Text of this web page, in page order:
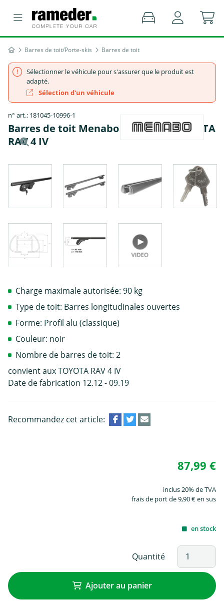
Barres de toit/Porte-skis Barres de toit
Sélectionner le véhicule pour s'assurer que le produit est
adapté.
Sélection d'un véhicule
n° art.: 181045-10996-1
Barres de toit Menabo Sherman - TOYOTA
RAV 4 IV
Charge maximale autorisée: 90 kg
Type de toit: Barres longitudinales ouvertes
Forme: Profil alu (classique)
Couleur: noir
Nombre de barres de toit: 2
convient aux TOYOTA RAV 4 IV
Date de fabrication 12.12 - 09.19
Recommandez cet article:
87,99 €
inclus 20% de TVA
frais de port de 9,90 € en sus
en stock
Quantité
Ajouter au panier